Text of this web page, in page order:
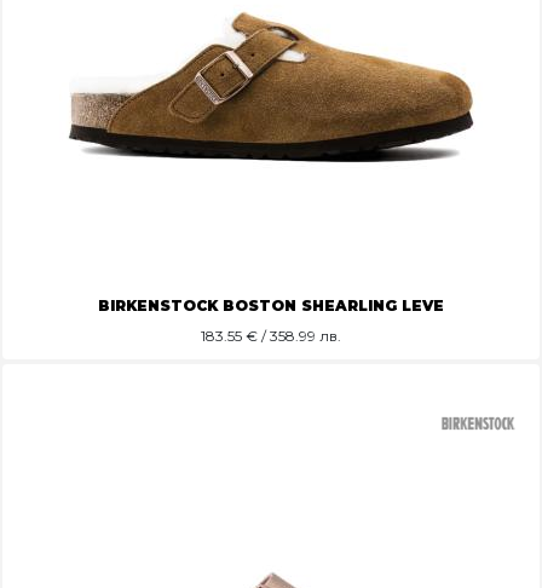
BIRKENSTOCK BOSTON SHEARLING LEVE
183.55 € / 358.99 лв.